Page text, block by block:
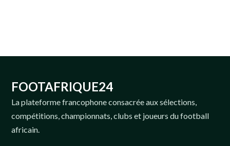
FOOTAFRIQUE24
La plateforme francophone consacrée aux sélections,
compétitions, championnats, clubs et joueurs du football
africain.